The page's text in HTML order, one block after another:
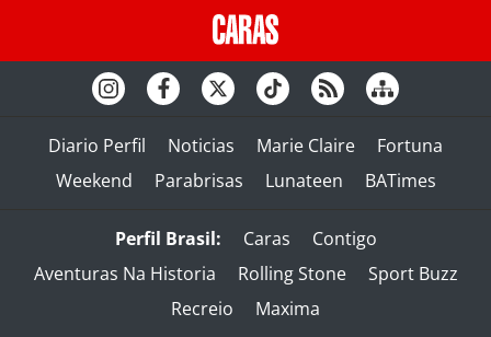
Diario Perfil Noticias Marie Claire
Fortuna
Weekend
Parabrisas Lunateen BATimes
Perfil Brasil: Caras
Contigo
Aventuras Na Historia
Rolling Stone
Sport Buzz
Recreio
Maxima